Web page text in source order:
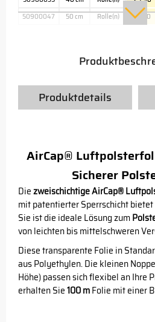
50900047
50 cm Rolle(n) 31,20
Produktdetails
AirCap®
Sicherer
Diezweischichtige AirCap®
mit patentierter Sperrschicht
Sie ist die ideale Lösung zum
von leichten bis mittelschweren
Diese transparente Folie in
aus Polyethylen. Die kleinen
Höhe) passen sich flexibel an Ihre
erhalten Sie100 mFolie mit einer